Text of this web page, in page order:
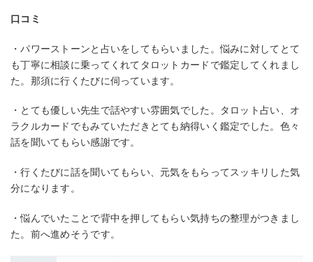
口コミ
・パワーストーンと占いをしてもらいました。悩みに対してとて
も丁寧に相談に乗ってくれてタロットカードで鑑定してくれまし
た。那須に行くたびに伺っています。
・とても優しい先生で話やすい雰囲気でした。タロット占い、オ
ラクルカードでもみていただきとても納得いく鑑定でした。色々
話を聞いてもらい感謝です。
・行くたびに話を聞いてもらい、元気をもらってスッキリした気
分になります。
・悩んでいたことで背中を押してもらい気持ちの整理がつきまし
た。前へ進めそうです。